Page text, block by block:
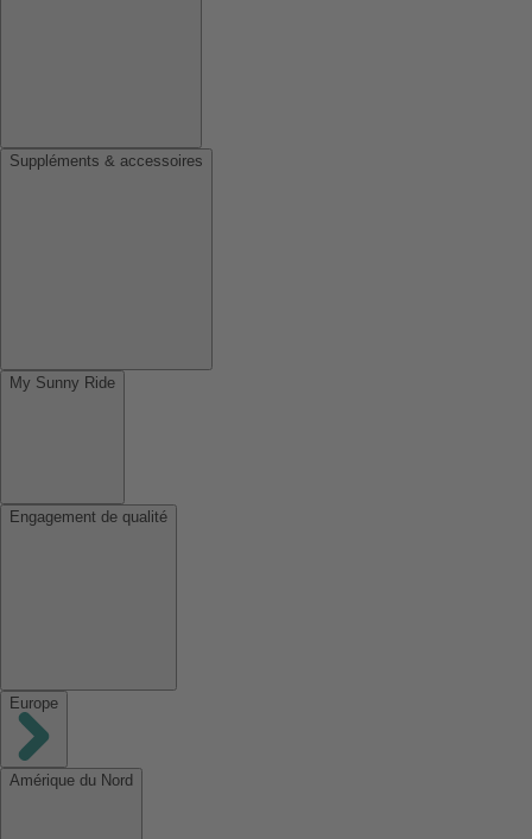
Suppléments & accessoires
My Sunny Ride
Engagement de qualité
Europe
Amérique du Nord